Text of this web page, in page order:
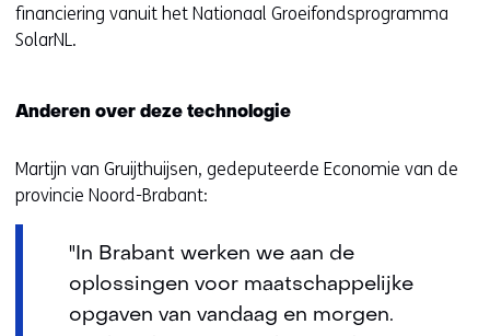
financiering vanuit het Nationaal Groeifondsprogramma
SolarNL.
Anderen over deze technologie
Martijn van Gruijthuijsen, gedeputeerde Economie van de
provincie Noord-Brabant:
"In Brabant werken we aan de
oplossingen voor maatschappelijke
opgaven van vandaag en morgen.